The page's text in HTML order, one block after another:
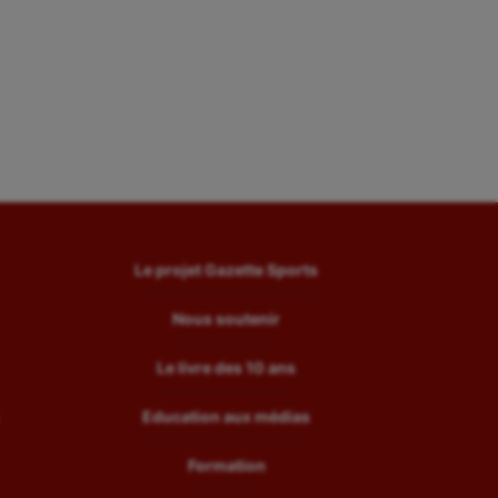
Le projet Gazette Sports
Nous soutenir
Le livre des 10 ans
Education aux médias
Formation